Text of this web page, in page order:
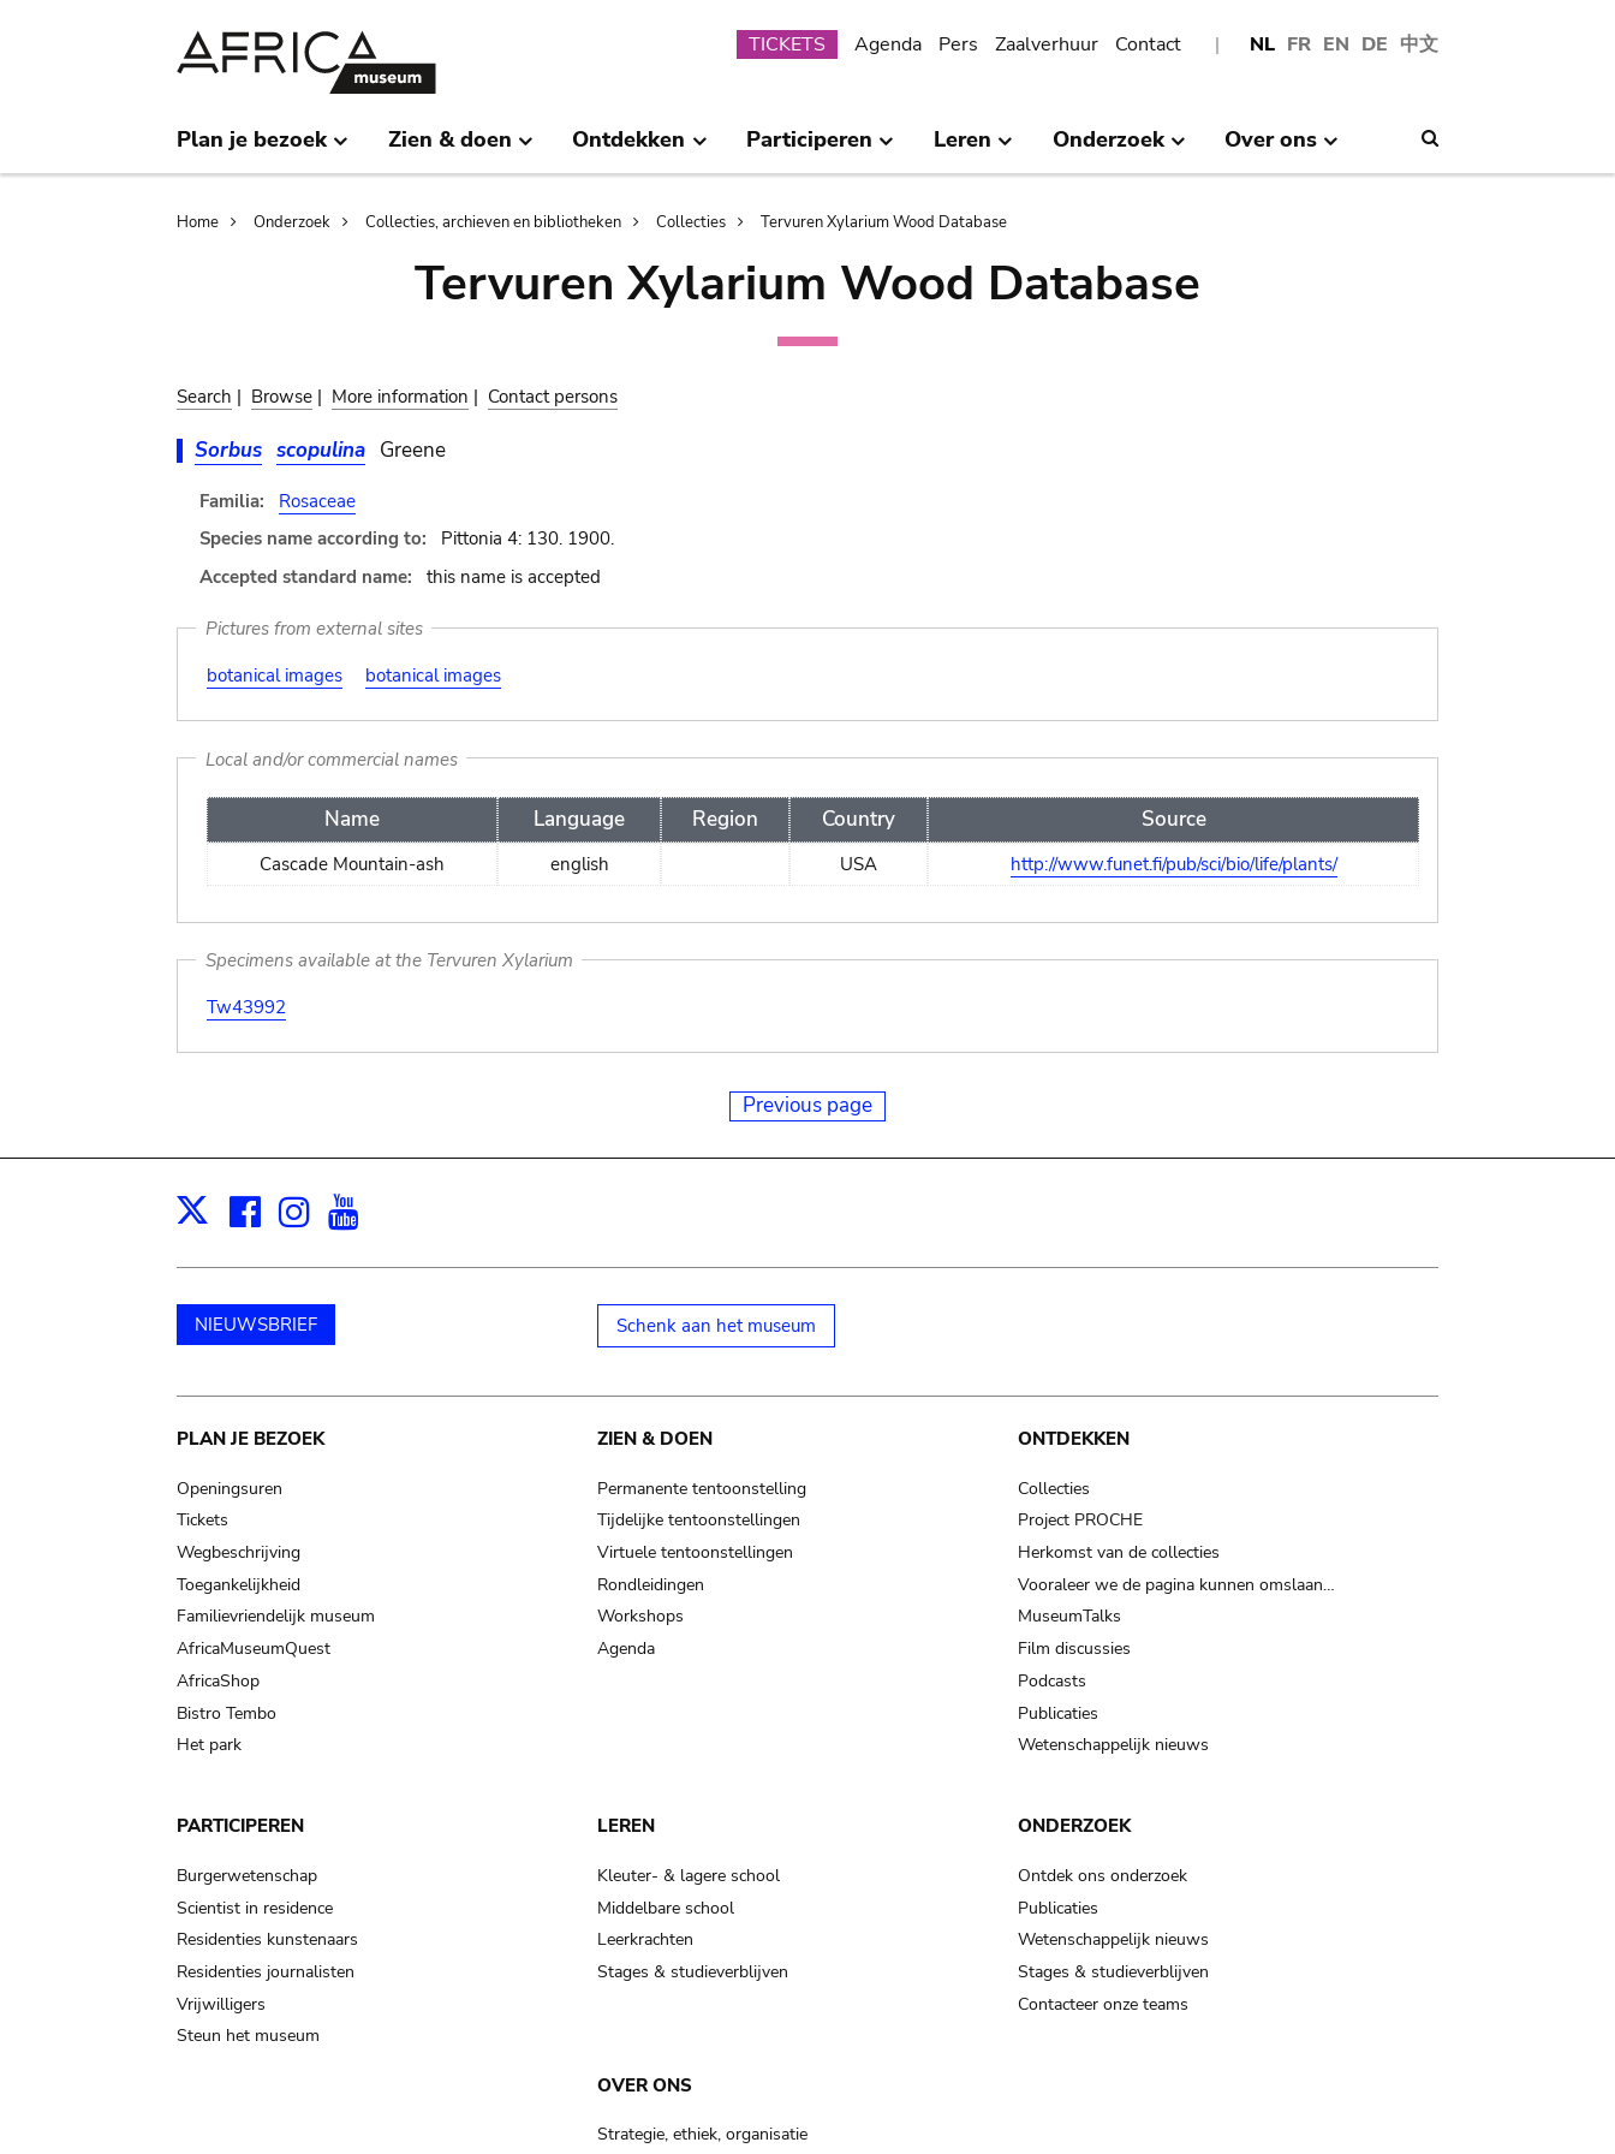
NL FR EN DE 中文
Submenu
TICKETS Agenda Pers Zaalverhuur Contact
Plan je bezoek Zien & doen Ontdekken Participeren Leren Onderzoek Over ons
Breadcrumb
Home Onderzoek Collecties, archieven en bibliotheken Collecties Tervuren Xylarium Wood Database
Tervuren Xylarium Wood Database
Search | Browse | More information | Contact persons
Sorbus scopulina Greene
Familia:
Rosaceae
Species name according to:
Pittonia 4: 130. 1900.
Accepted standard name:
this name is accepted
Pictures from external sites
botanical images
botanical images
Local and/or commercial names
Name Language Region Country Source
Cascade Mountain-ash english USA http://www.funet.fi/pub/sci/bio/life/plants/
Specimens available at the Tervuren Xylarium
Tw43992
Previous page
X Facebook
Instagram
NIEUWSBRIEF Schenk aan het museum
Main
navigation
PLAN JE BEZOEK
Openingsuren
Tickets
Wegbeschrijving
Toegankelijkheid
Familievriendelijk museum
AfricaMuseumQuest
AfricaShop
Bistro Tembo
Het park
ZIEN & DOEN
Permanente tentoonstelling
Tijdelijke tentoonstellingen
Virtuele tentoonstellingen
Rondleidingen
Workshops
Agenda
ONTDEKKEN
Collecties
Project PROCHE
Herkomst van de collecties
Vooraleer we de pagina kunnen omslaan…
MuseumTalks
Film discussies
Podcasts
Publicaties
Wetenschappelijk nieuws
PARTICIPEREN
Burgerwetenschap
Scientist in residence
Residenties kunstenaars
Residenties journalisten
Vrijwilligers
Steun het museum
LEREN
Kleuter- & lagere school
Middelbare school
Leerkrachten
Stages & studieverblijven
ONDERZOEK
Ontdek ons onderzoek
Publicaties
Wetenschappelijk nieuws
Stages & studieverblijven
Contacteer onze teams
OVER ONS
Strategie, ethiek, organisatie